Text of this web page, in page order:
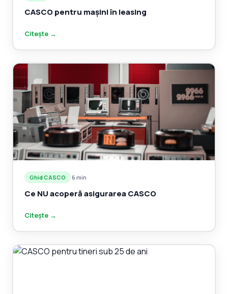
CASCO pentru mașini în leasing
Citește →
Ghid CASCO ·6 min
Ce NU acoperă asigurarea CASCO
Citește →